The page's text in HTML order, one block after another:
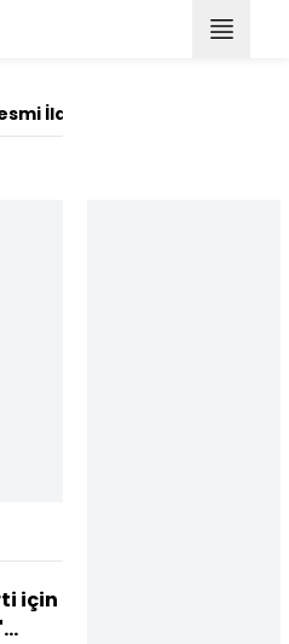
İlanlar
için